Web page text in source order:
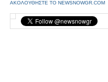
ΑΚΟΛΟΥΘΗΣΤΕ ΤΟ NEWSNOWGR.COM